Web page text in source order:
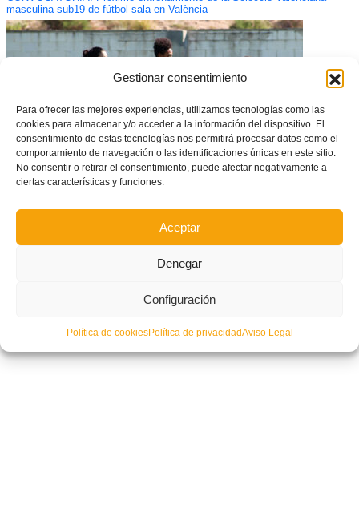
Gestionar consentimiento
Para ofrecer las mejores experiencias, utilizamos tecnologías como las
cookies para almacenar y/o acceder a la información del dispositivo. El
consentimiento de estas tecnologías nos permitirá procesar datos como el
comportamiento de navegación o las identificaciones únicas en este sitio.
No consentir o retirar el consentimiento, puede afectar negativamente a
ciertas características y funciones.
Aceptar
Denegar
Configuración
Política de cookiesPolítica de privacidadAviso Legal
masculina sub19 de fútbol sala en València